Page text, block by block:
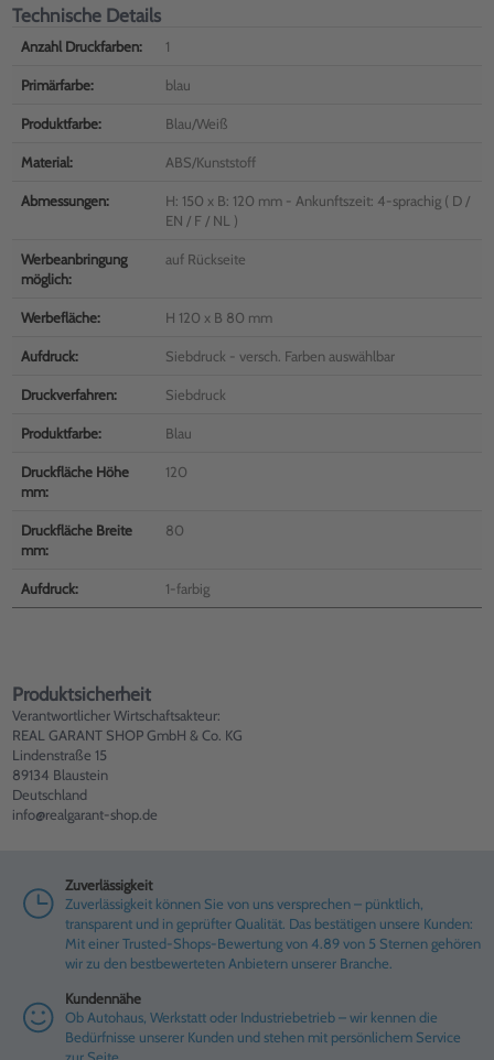
Technische Details
Anzahl Druckfarben: 1
Primärfarbe: blau
Produktfarbe: Blau/Weiß
Material: ABS/Kunststoff
Abmessungen:
H: 150 x B: 120 mm - Ankunftszeit: 4-sprachig ( D /
EN / F / NL )
Werbeanbringung
möglich:
auf Rückseite
Werbefläche: H 120 x B 80 mm
Aufdruck: Siebdruck - versch. Farben auswählbar
Druckverfahren: Siebdruck
Produktfarbe: Blau
Druckfläche Höhe
mm:
120
Druckfläche Breite
mm:
80
Aufdruck: 1-farbig
Produktsicherheit
Verantwortlicher Wirtschaftsakteur:
REAL GARANT SHOP GmbH & Co. KG
Lindenstraße 15
89134 Blaustein
Deutschland
info@realgarant-shop.de
Zuverlässigkeit
Zuverlässigkeit können Sie von uns versprechen – pünktlich,
transparent und in geprüfter Qualität. Das bestätigen unsere Kunden:
Mit einer Trusted-Shops-Bewertung von 4.89 von 5 Sternen gehören
wir zu den bestbewerteten Anbietern unserer Branche.
Kundennähe
Ob Autohaus, Werkstatt oder Industriebetrieb – wir kennen die
Bedürfnisse unserer Kunden und stehen mit persönlichem Service